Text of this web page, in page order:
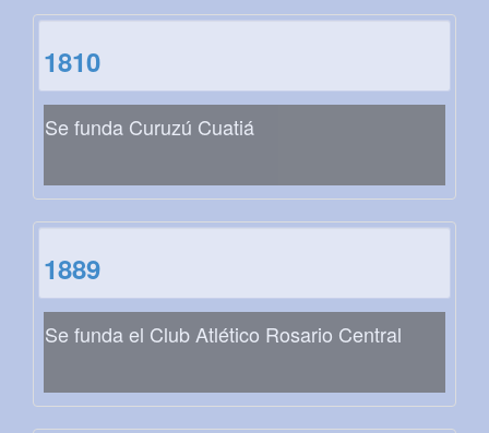
1810
Se funda Curuzú Cuatiá
1889
Se funda el Club Atlético Rosario Central